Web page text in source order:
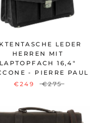
LEDER
HERREN MIT
LAPTOPFACH 16,4"
- PIERRE PAUL
€249
€275